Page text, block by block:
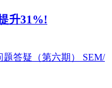
升31%!
SEM/